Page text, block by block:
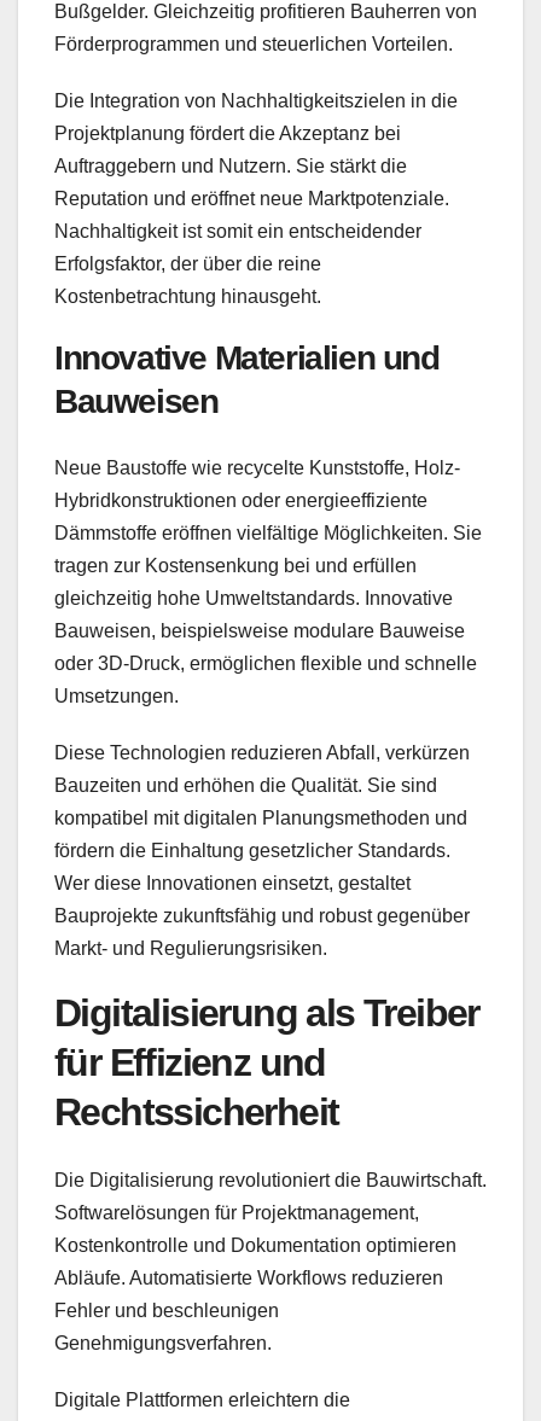
Bußgelder. Gleichzeitig profitieren Bauherren von
Förderprogrammen und steuerlichen Vorteilen.
Die Integration von Nachhaltigkeitszielen in die
Projektplanung fördert die Akzeptanz bei
Auftraggebern und Nutzern. Sie stärkt die
Reputation und eröffnet neue Marktpotenziale.
Nachhaltigkeit ist somit ein entscheidender
Erfolgsfaktor, der über die reine
Kostenbetrachtung hinausgeht.
Innovative Materialien und
Bauweisen
Neue Baustoffe wie recycelte Kunststoffe, Holz-
Hybridkonstruktionen oder energieeffiziente
Dämmstoffe eröffnen vielfältige Möglichkeiten. Sie
tragen zur Kostensenkung bei und erfüllen
gleichzeitig hohe Umweltstandards. Innovative
Bauweisen, beispielsweise modulare Bauweise
oder 3D-Druck, ermöglichen flexible und schnelle
Umsetzungen.
Diese Technologien reduzieren Abfall, verkürzen
Bauzeiten und erhöhen die Qualität. Sie sind
kompatibel mit digitalen Planungsmethoden und
fördern die Einhaltung gesetzlicher Standards.
Wer diese Innovationen einsetzt, gestaltet
Bauprojekte zukunftsfähig und robust gegenüber
Markt- und Regulierungsrisiken.
Digitalisierung als Treiber
für Effizienz und
Rechtssicherheit
Die Digitalisierung revolutioniert die Bauwirtschaft.
Softwarelösungen für Projektmanagement,
Kostenkontrolle und Dokumentation optimieren
Abläufe. Automatisierte Workflows reduzieren
Fehler und beschleunigen
Genehmigungsverfahren.
Digitale Plattformen erleichtern die